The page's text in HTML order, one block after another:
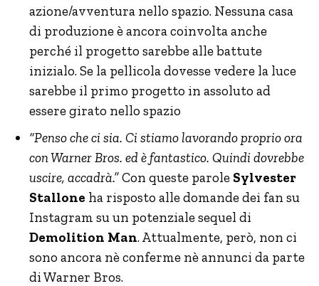
azione/avventura nello spazio. Nessuna casa
di produzione è ancora coinvolta anche
perché il progetto sarebbe alle battute
inizialo. Se la pellicola dovesse vedere la luce
sarebbe il primo progetto in assoluto ad
essere girato nello spazio
“Penso che ci sia. Ci stiamo lavorando proprio ora
con Warner Bros. ed è fantastico. Quindi dovrebbe
uscire, accadrà.”Con queste parole Sylvester
Stallone ha risposto alle domande dei fan su
Instagram su un potenziale sequel di
Demolition Man. Attualmente, però, non ci
sono ancora nè conferme nè annunci da parte
di Warner Bros.